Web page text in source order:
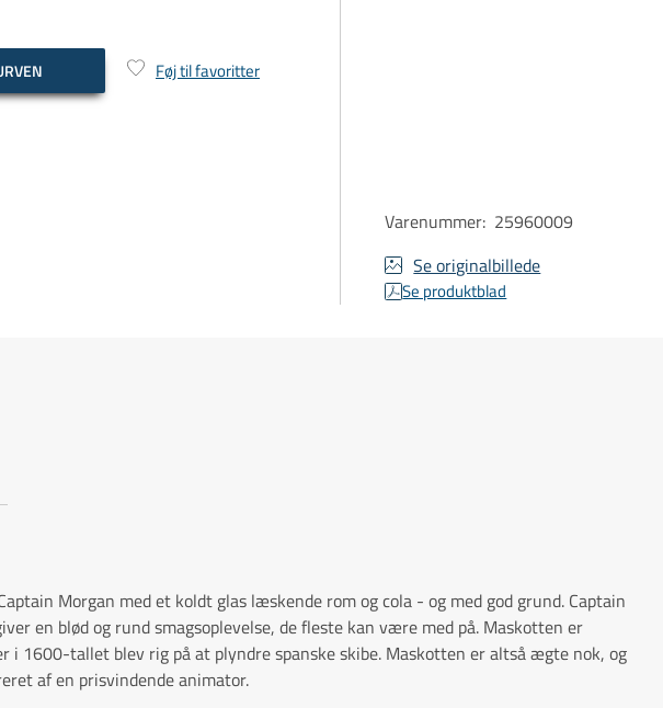
Føj til favoritter
Varenummer: 25960009
Se originalbillede
Se produktblad
Morgan med et koldt glas læskende rom og cola - og med god grund. Captain
en blød og rund smagsoplevelse, de fleste kan være med på. Maskotten er
i 1600-tallet blev rig på at plyndre spanske skibe. Maskotten er altså ægte nok, og
af en prisvindende animator.